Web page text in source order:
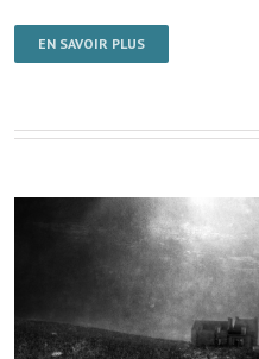
EN SAVOIR PLUS